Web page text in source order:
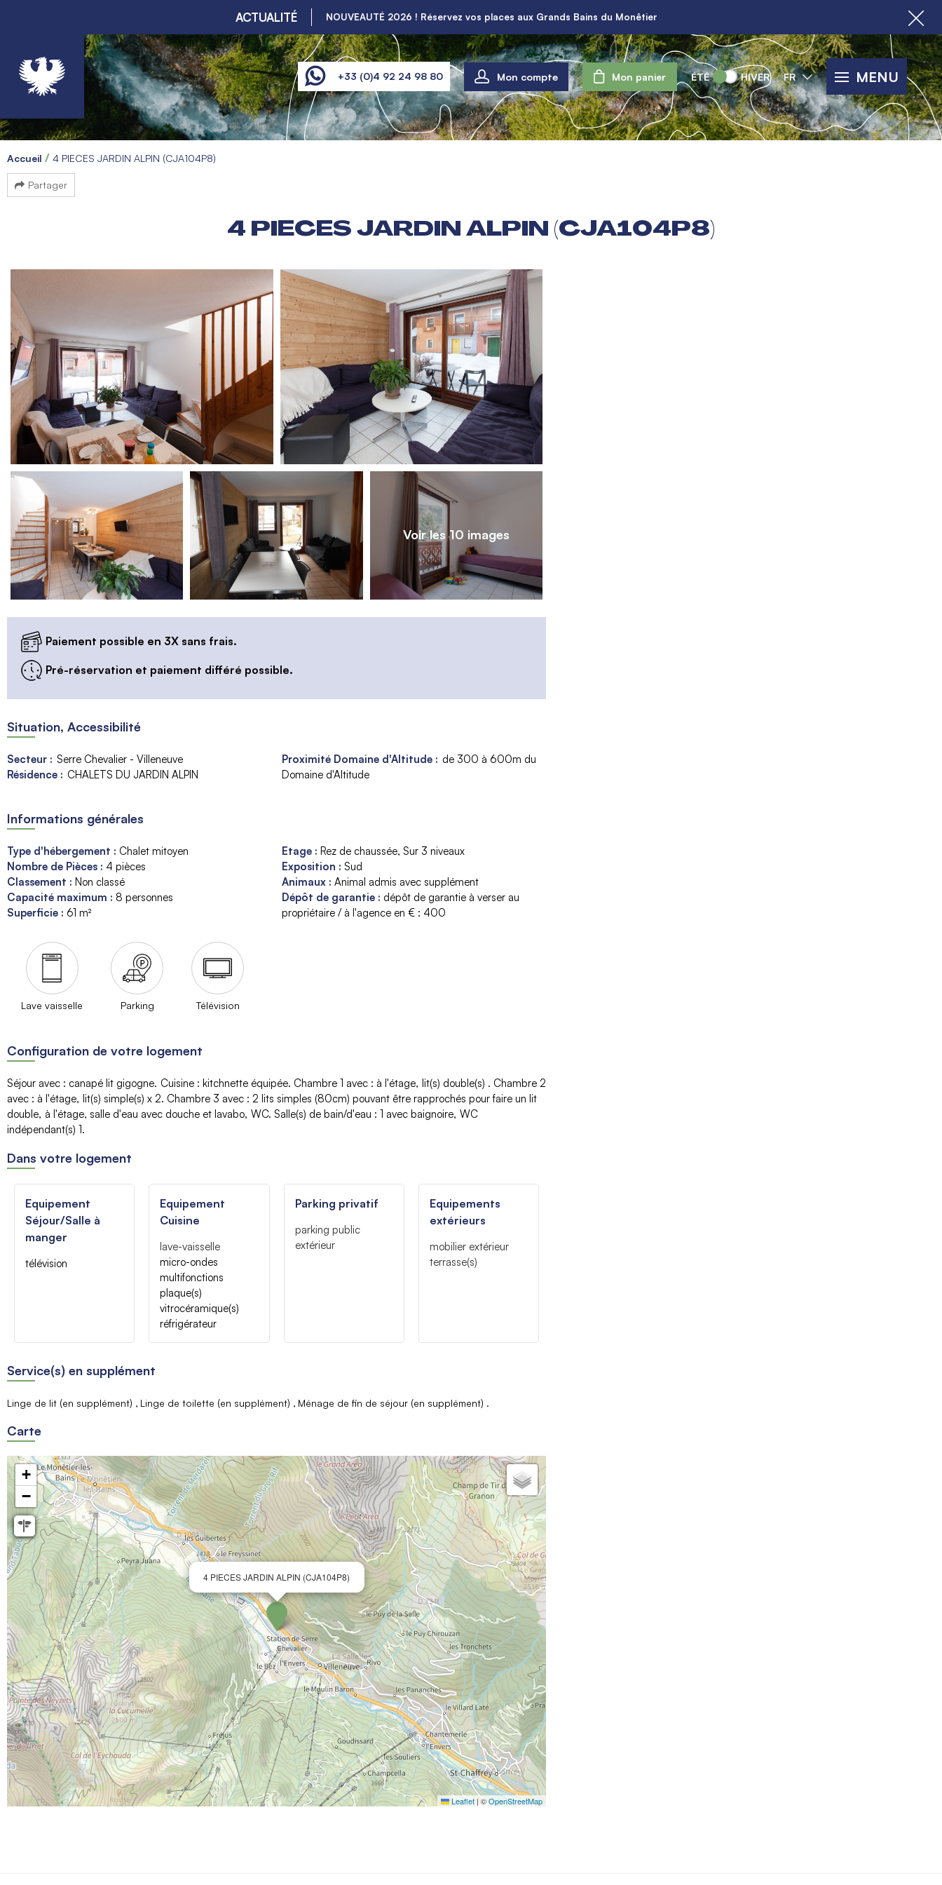
ACTUALITÉ NOUVEAUTÉ 2026 ! Réservez vos places aux Grands Bains du Monêtier
+33 (0)4 92 24 98 80 Mon compte Mon panier ÉTÉ HIVER FR MENU
Accueil 4 PIECES JARDIN ALPIN (CJA104P8)
Partager
4 PIECES JARDIN ALPIN (CJA104P8)
Voir les 10 images
Paiement possible en 3X sans frais.
Pré-réservation et paiement différé possible.
Situation, Accessibilité
Secteur : Serre Chevalier - Villeneuve
Résidence : CHALETS DU JARDIN ALPIN
Proximité Domaine d'Altitude : de 300 à 600m du
Domaine d'Altitude
Informations générales
Type d'hébergement : Chalet mitoyen
Nombre de Pièces : 4 pièces
Classement : Non classé
Capacité maximum : 8 personnes
Superficie : 61 m²
Etage : Rez de chaussée Sur 3 niveaux
Exposition : Sud
Animaux : Animal admis avec supplément
Dépôt de garantie : dépôt de garantie à verser au
propriétaire / à l'agence en € : 400
Lave vaisselle Parking Télévision
Configuration de votre logement
Séjour avec : canapé lit gigogne Cuisine : kitchnette équipée Chambre 1 avec : à l'étage lit(s) double(s)
Chambre 2
avec : à l'étage lit(s) simple(s) x 2 Chambre 3 avec : 2 lits simples (80cm) pouvant être rapprochés pour faire un lit
double à l'étage salle d'eau avec douche et lavabo WC Salle(s) de bain/d'eau : 1 avec baignoire WC
indépendant(s) 1
Dans votre logement
Equipement
Séjour/Salle à
manger
télévision
Equipement
Cuisine
lave-vaisselle
micro-ondes
multifonctions
plaque(s)
vitrocéramique(s)
réfrigérateur
Parking privatif
parking public
extérieur
Equipements
extérieurs
mobilier extérieur
terrasse(s)
Service(s) en supplément
Linge de lit (en supplément) Linge de toilette (en supplément) Ménage de fin de séjour (en supplément)
Carte
4 PIECES JARDIN ALPIN (CJA104P8)
+
−
Leaflet | ©OpenStreetMap